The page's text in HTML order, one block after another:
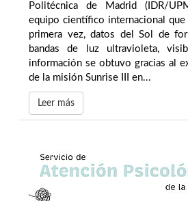
Politécnica de Madrid (IDR/
equipo científico internacional que
primera vez, datos del Sol de
bandas de luz ultravioleta,
información se obtuvo gracias al
de la misión Sunrise III en...
Leer más